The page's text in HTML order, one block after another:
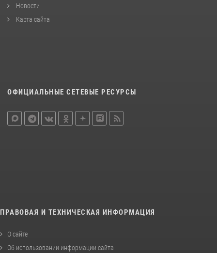
Новости
Карта сайта
ОФИЦИАЛЬНЫЕ СЕТЕВЫЕ РЕСУРСЫ
ПРАВОВАЯ И ТЕХНИЧЕСКАЯ ИНФОРМАЦИЯ
О сайте
Об использовании информации сайта